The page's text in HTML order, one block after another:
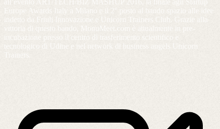
all’evento ART/TECH/BIZ MASHUP 2016, la finale agli Startup
Europe Awards Italy a Milano e il 2° posto al bando spazio alle idee
indetto da Friuli Innovazione e Unicorn Trainers Club. Grazie alla
vittoria di questo bando, MonuMeet.com è attualmente in pre-
incubazione presso il centro di trasferimento scientifico e
tecnologico di Udine e nel network di business angels Unicorn
Trainers.